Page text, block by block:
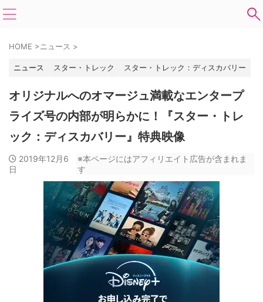
HOME >ニュース >
ニュース スター・トレック スター・トレック：ディスカバリー
オリジナルへのオマージュ満載なエンタープ
ライズ号の内部が明らかに！『スター・トレ
ック：ディスカバリー』特典映像
2019年12月6
日
※本ページにはアフィリエイト広告が含まれま
す